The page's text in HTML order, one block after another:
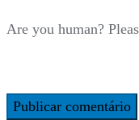
Are you human?